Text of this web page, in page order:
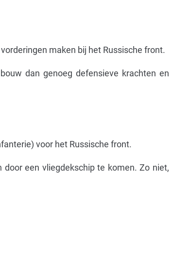
maken bij het ​​Russische front.
dan genoeg defensieve krachten en
voor het Russische front.
een vliegdekschip te komen. Zo niet,